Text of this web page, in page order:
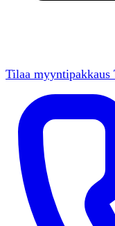
Tilaa myyntipakkaus